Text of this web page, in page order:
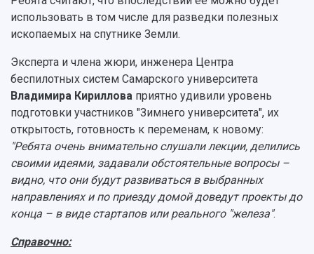
использовать в том числе для разведки полезных
ископаемых на спутнике Земли.
Эксперта и члена жюри, инженера Центра
беспилотных систем Самарского университета
Владимира Кириллова приятно удивили уровень
подготовки участников "Зимнего университета", их
открытость, готовность к переменам, к новому:
"Ребята очень внимательно слушали лекции, делились
своими идеями, задавали обстоятельные вопросы –
видно, что они будут развиваться в выбранных
направлениях и по приезду домой доведут проекты до
конца – в виде стартапов или реального "железа".
Справочно: